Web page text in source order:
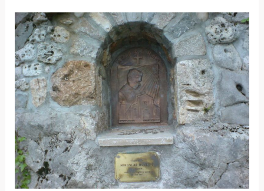
Kapelica
posvećena
bl.
Miroslavu
Bulešiću